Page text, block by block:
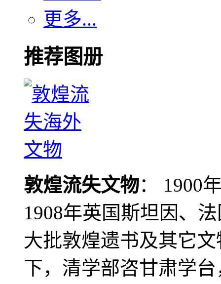
更多...
推荐图册
敦煌流失文物： 1900
1908年英国斯坦因、
大批敦煌遗书及其它
下，清学部咨甘肃学